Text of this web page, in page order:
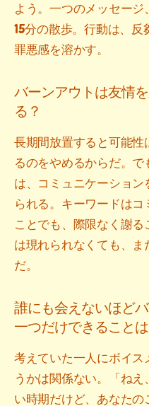
よう。一つのメッセージ
15分の散歩。行動は、
罪悪感を溶かす。
バーンアウトは友情
る？
長期間放置すると可能性
るのをやめるからだ。
は、コミュニケーション
られる。キーワードは
ことでも、際限なく謝
は現れられなくても、ま
だ。
誰にも会えないほど
一つだけできることは
考えていた一人にボイ
うかは関係ない。「ね
い時期だけど、あなた